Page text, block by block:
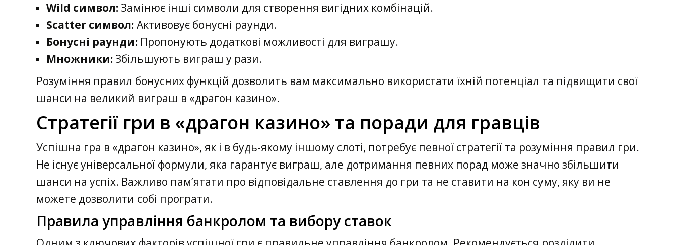
Wild символ: Замінює інші символи для створення вигідних комбінацій.
Scatter символ:Активовує бонусні раунди.
Бонусні раунди: Пропонують додаткові можливості для виграшу.
Множники: Збільшують виграш у рази.
Розуміння правил бонусних функцій дозволить вам максимально використати їхній потенціал та підвищити свої
шанси на великий виграш в «драгон казино».
Стратегії гри в «драгон казино» та поради для гравців
Успішна гра в «драгон казино», як і в будь-якому іншому слоті, потребує певної стратегії та розуміння правил гри.
Не існує універсальної формули, яка гарантує виграш, але дотримання певних порад може значно збільшити
шанси на успіх. Важливо пам’ятати про відповідальне ставлення до гри та не ставити на кон суму, яку ви не
можете дозволити собі програти.
Правила управління банкролом та вибору ставок